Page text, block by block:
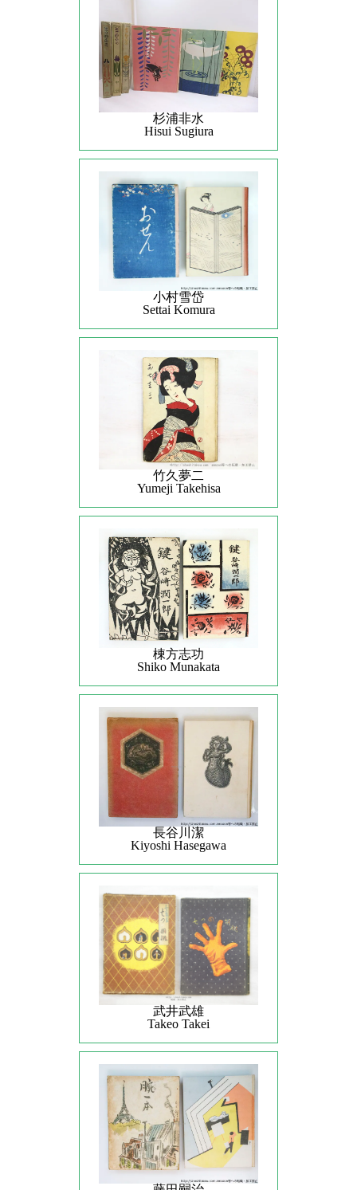
杉浦非水
Hisui Sugiura
小村雪岱
Settai Komura
竹久夢二
Yumeji Takehisa
棟方志功
Shiko Munakata
長谷川潔
Kiyoshi Hasegawa
武井武雄
Takeo Takei